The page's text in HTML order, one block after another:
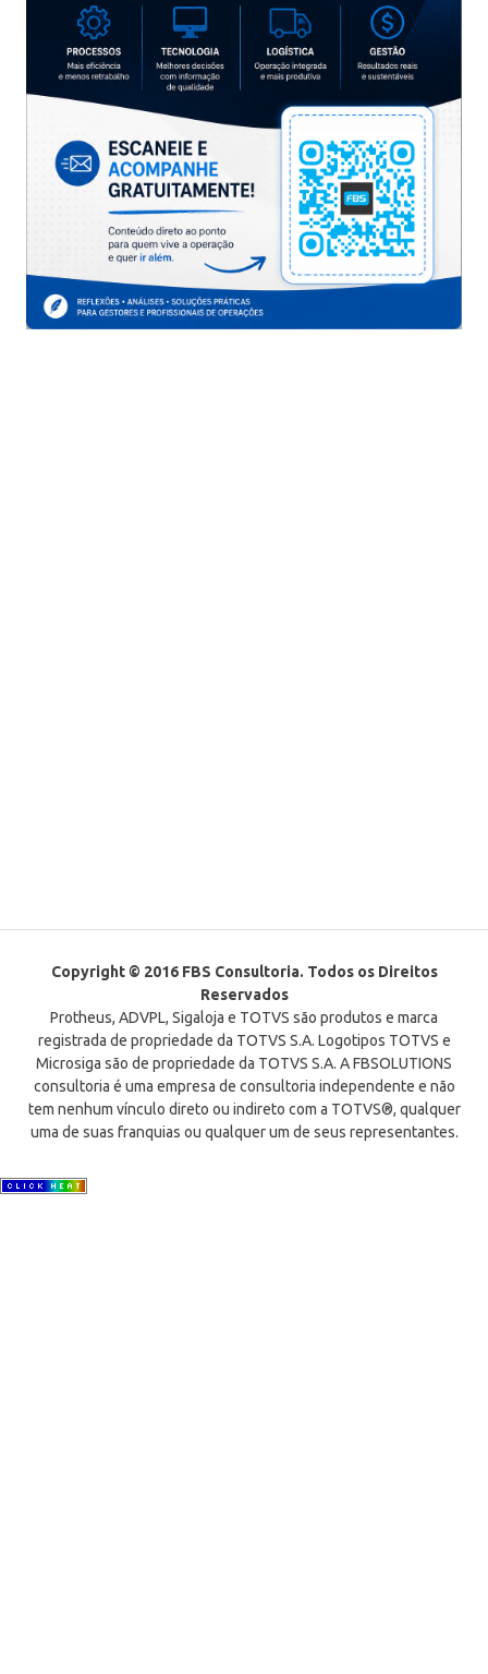
Copyright © 2016 FBS Consultoria. Todos os Direitos
Reservados
Protheus, ADVPL, Sigaloja e TOTVS são produtos e marca
registrada de propriedade da TOTVS S.A. Logotipos TOTVS e
Microsiga são de propriedade da TOTVS S.A. A FBSOLUTIONS
consultoria é uma empresa de consultoria independente e não
tem nenhum vínculo direto ou indireto com a TOTVS®, qualquer
uma de suas franquias ou qualquer um de seus representantes.